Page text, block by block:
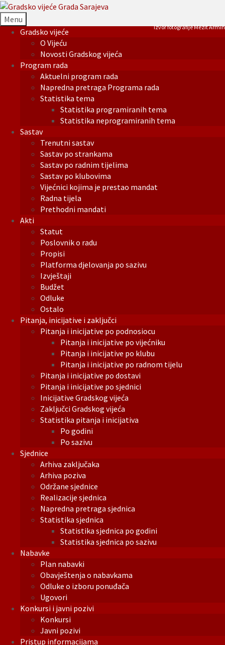
Menu
Gradsko vijeće
O Vijeću
Novosti Gradskog vijeća
Program rada
Aktuelni program rada
Napredna pretraga Programa rada
Statistika tema
Statistika programiranih tema
Statistika neprogramiranih tema
Sastav
Trenutni sastav
Sastav po strankama
Sastav po radnim tijelima
Sastav po klubovima
Vijećnici kojima je prestao mandat
Radna tijela
Prethodni mandati
Akti
Statut
Poslovnik o radu
Propisi
Platforma djelovanja po sazivu
Izvještaji
Budžet
Odluke
Ostalo
Pitanja, inicijative i zaključci
Pitanja i inicijative po podnosiocu
Pitanja i inicijative po vijećniku
Pitanja i inicijative po klubu
Pitanja i inicijative po radnom tijelu
Pitanja i inicijative po dostavi
Pitanja i inicijative po sjednici
Inicijative Gradskog vijeća
Zaključci Gradskog vijeća
Statistika pitanja i inicijativa
Po godini
Po sazivu
Sjednice
Arhiva zaključaka
Arhiva poziva
Održane sjednice
Realizacije sjednica
Napredna pretraga sjednica
Statistika sjednica
Statistika sjednica po godini
Statistika sjednica po sazivu
Nabavke
Plan nabavki
Obavještenja o nabavkama
Odluke o izboru ponuđača
Ugovori
Konkursi i javni pozivi
Konkursi
Javni pozivi
Pristup informacijama
Izvor fotografije Mezit Armin